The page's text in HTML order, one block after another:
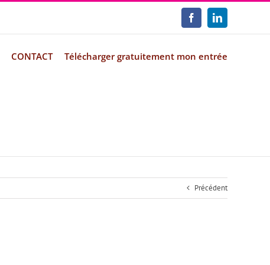
FacebookLinkedIn
CONTACT Télécharger gratuitement mon entrée
Précédent